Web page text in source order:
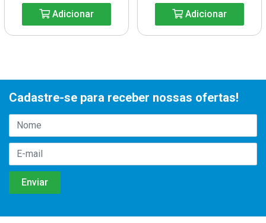
Adicionar Adicionar
Cadastre-se para receber nossas ofertas!